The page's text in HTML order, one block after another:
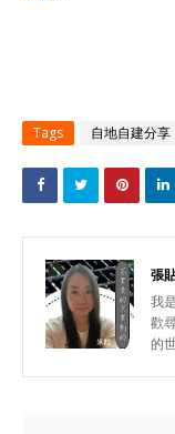
Tags 自地自建分享
張
我
歡
的